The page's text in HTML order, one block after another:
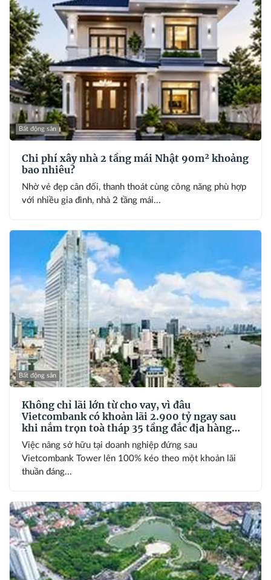
Bất động sản
Chi phí xây nhà 2 tầng mái Nhật 90m² khoảng
bao nhiêu?
Nhờ vẻ đẹp cân đối, thanh thoát cùng công năng phù hợp
với nhiều gia đình, nhà 2 tầng mái...
Bất động sản
Không chỉ lãi lớn từ cho vay, vì đâu
Vietcombank có khoản lãi 2.900 tỷ ngay sau
khi nắm trọn toà tháp 35 tầng đắc địa hàng
đầu phường Sài Gòn?
Việc nâng sở hữu tại doanh nghiệp đứng sau
Vietcombank Tower lên 100% kéo theo một khoản lãi
thuần đáng...